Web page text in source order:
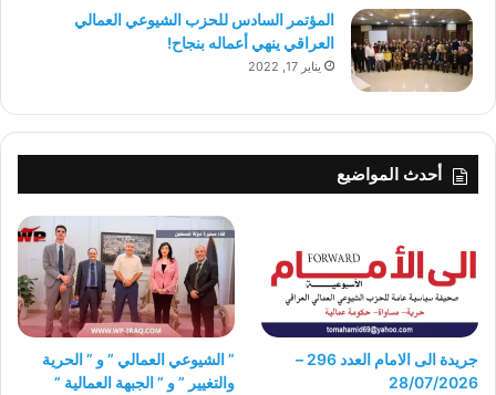
المؤتمر السادس للحزب الشيوعي العمالي
العراقي ينهي أعماله بنجاح!
يناير 17, 2022
أحدث المواضيع
جريدة الى الامام العدد 296 –
28/07/2026
” الشيوعي العمالي ” و ” الحرية
والتغيير ” و ” الجبهة العمالية ”